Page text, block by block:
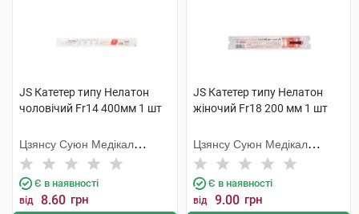
JS Катетер типу Нелатон
чоловічий Fr14 400мм 1 шт
Цзянсу Суюн Медікал
Метіріалс
Є в наявності
від 8.60 грн
JS Катетер типу Нелатон
жіночий Fr18 200 мм 1 шт
Цзянсу Суюн Медікал
Метіріалс
Є в наявності
від 9.00 грн